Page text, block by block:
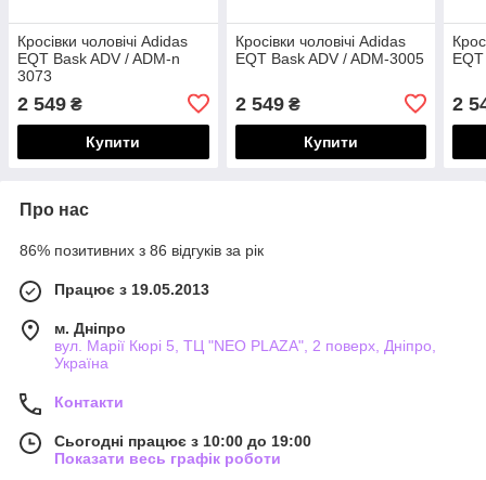
Кросівки чоловічі Adidas
EQT Bask ADV / ADM-n
3073
2 549 ₴
Купити
Кросівки чоловічі Adidas
EQT Bask ADV / ADM-3005
2 549₴
Купити
2
Про нас
86% позитивних з 86 відгуків за рік
Працює з 19.05.2013
м. Дніпро
вул. Марії Кюрі 5, ТЦ "NEO PLAZA", 2 поверх, Дніпро,
Україна
Контакти
Сьогодні працює з 10:00 до 19:00
Показати весь графік роботи